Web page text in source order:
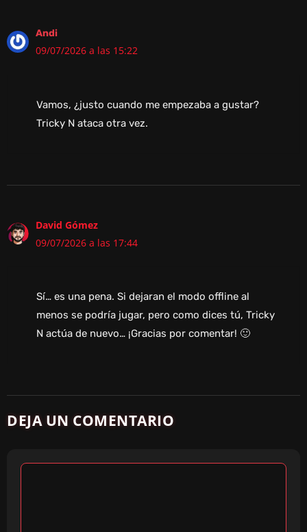
Andi
09/07/2026 a las 15:22
Vamos, ¿justo cuando me empezaba a gustar?
Tricky N ataca otra vez.
David Gómez
09/07/2026 a las 17:44
Sí… es una pena. Si dejaran el modo offline al
menos se podría jugar, pero como dices tú, Tricky
N actúa de nuevo… ¡Gracias por comentar! 🙂
DEJA UN COMENTARIO